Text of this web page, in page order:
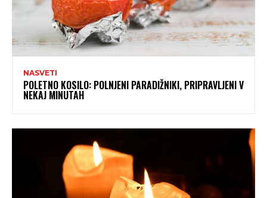
NASVETI
POLETNO KOSILO: POLNJENI PARADIŽNIKI, PRIPRAVLJENI V
NEKAJ MINUTAH